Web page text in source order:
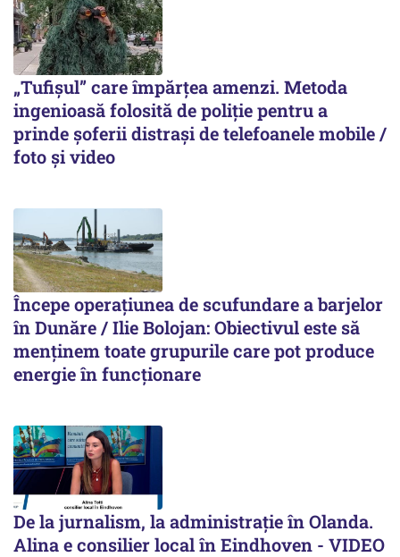
„Tufișul” care împărțea amenzi. Metoda
ingenioasă folosită de poliție pentru a
prinde șoferii distrași de telefoanele mobile /
foto și video
Începe operațiunea de scufundare a barjelor
în Dunăre / Ilie Bolojan: Obiectivul este să
menținem toate grupurile care pot produce
energie în funcționare
De la jurnalism, la administrație în Olanda.
Alina e consilier local în Eindhoven - VIDEO